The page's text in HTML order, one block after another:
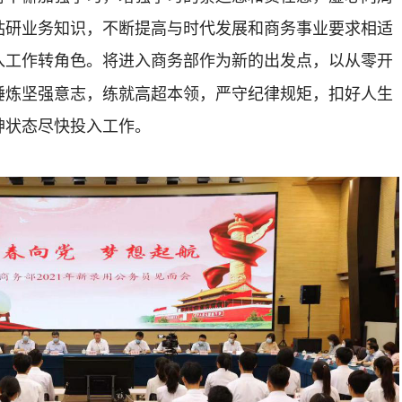
业务知识，不断提高与时代发展和商务事业要求相适
作转角色。将进入商务部作为新的出发点，以从零开
坚强意志，练就高超本领，严守纪律规矩，扣好人生
态尽快投入工作。